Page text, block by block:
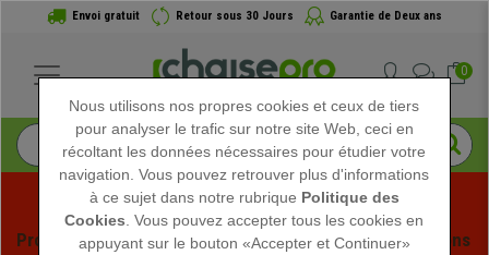
Envoi gratuit Retour sous 30 Jours Garantie de Deux ans
0
Profitez des soldes d'été chez Chaisepro ! Des réductions
Nous utilisons nos propres cookies et ceux de tiers
pour analyser le trafic sur notre site Web, ceci en
récoltant les données nécessaires pour étudier votre
navigation. Vous pouvez retrouver plus d'informations
à ce sujet dans notre rubrique Politique des
Cookies . Vous pouvez accepter tous les cookies en
appuyant sur le bouton «Accepter et Continuer»